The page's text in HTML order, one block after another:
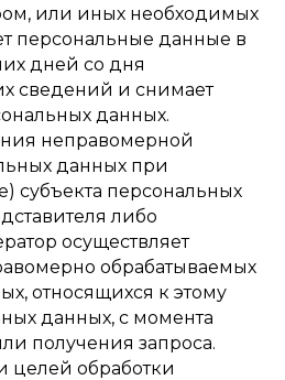
или иных необходимых
персональные данные в
дней со дня
сведений и снимает
данных.
неправомерной
данных при
субъекта персональных
либо
осуществляет
обрабатываемых
относящихся к этому
данных, с момента
получения запроса.
целей обработки